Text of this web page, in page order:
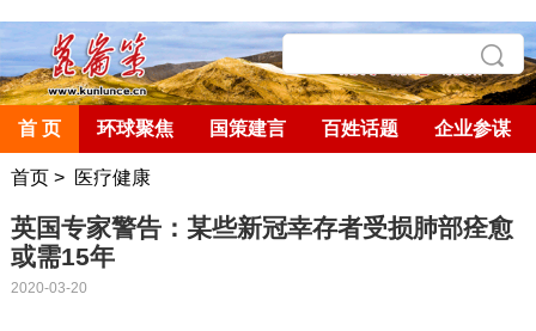
首 页 环球聚焦 国策建言 百姓话题 企业参谋
首页> 医疗健康
英国专家警告：某些新冠幸存者受损肺部痊愈
或需15年
2020-03-20